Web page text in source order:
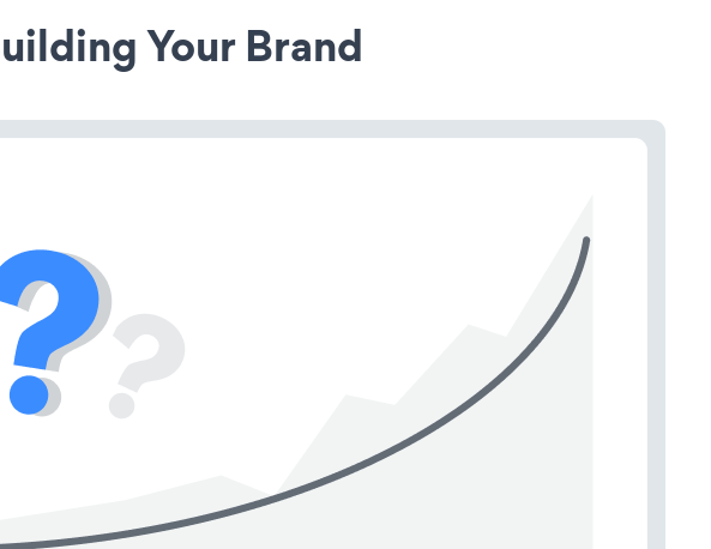
Your Brand